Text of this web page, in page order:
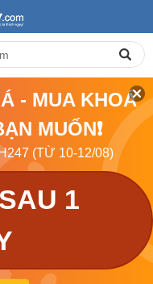
- MUA KHOÁ
MUỐN❗
(TỪ 10-12/08)
1